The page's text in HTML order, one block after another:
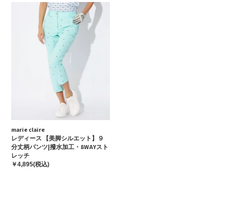
marie claire
レディース 【美脚シルエット】９
分丈柄パンツ|撥水加工・8WAYスト
レッチ
￥4,895(税込)